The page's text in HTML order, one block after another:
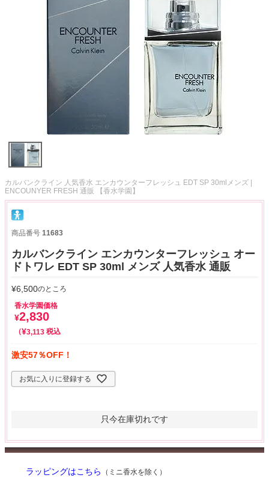
カルバンクライン 人気香水 エンカウンターフレッシュ EDT SP 30mlメンズ |
ENCOUNYER FRESH 通販 【香水学園】
商品番号 11683
カルバンクライン エンカウンターフレッシュ オー
ドトワレ EDT SP 30ml メンズ 人気香水 通販
¥6,500のところ
香水学園価格
¥2,830
¥3,113 税込
激安57％OFF！
お気に入りに登録する
只今在庫切れです
ラッピングはこちら （ミニ香水を除く）